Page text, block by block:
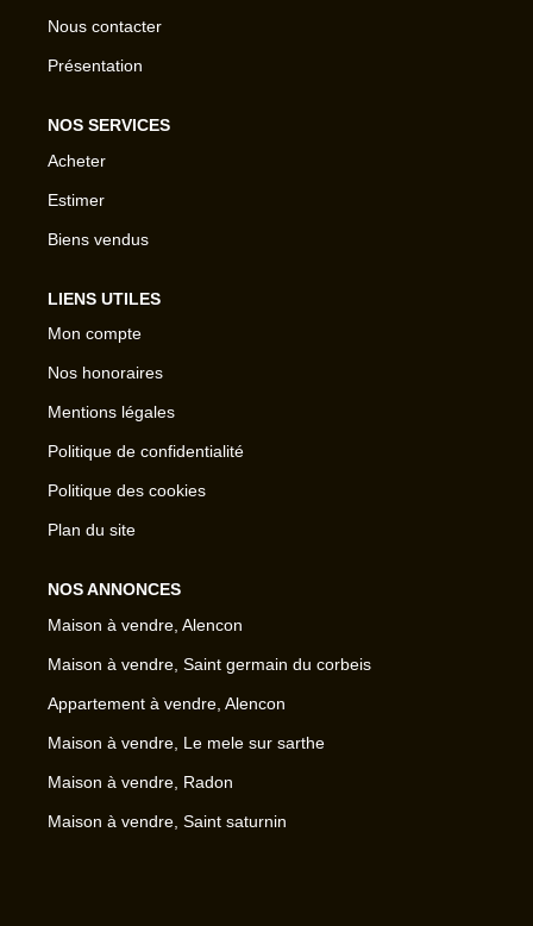
Nous contacter
Présentation
NOS SERVICES
Acheter
Estimer
Biens vendus
LIENS UTILES
Mon compte
Nos honoraires
Mentions légales
Politique de confidentialité
Politique des cookies
Plan du site
NOS ANNONCES
Maison à vendre, Alencon
Maison à vendre, Saint germain du corbeis
Appartement à vendre, Alencon
Maison à vendre, Le mele sur sarthe
Maison à vendre, Radon
Maison à vendre, Saint saturnin